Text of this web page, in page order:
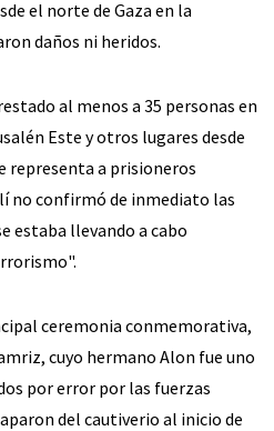
el norte de Gaza en la
daños ni heridos.
al menos a 35 personas en
Este y otros lugares desde
representa a prisioneros
no confirmó de inmediato las
estaba llevando a cabo
ceremonia conmemorativa,
cuyo hermano Alon fue uno
por error por las fuerzas
del cautiverio al inicio de